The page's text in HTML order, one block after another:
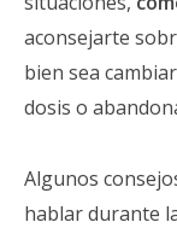
aconsejarte
bien sea
dosis o
Algunos
hablar durante